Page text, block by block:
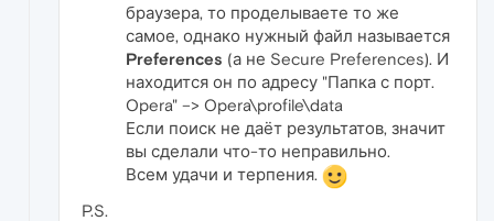
браузера, то проделываете то же
самое, однако нужный файл называется
Preferences (а не Secure Preferences). И
находится он по адресу "Папка с порт.
Opera" –> Opera\profile\data
Если поиск не даёт результатов, значит
вы сделали что-то неправильно.
Всем удачи и терпения.
P.S.